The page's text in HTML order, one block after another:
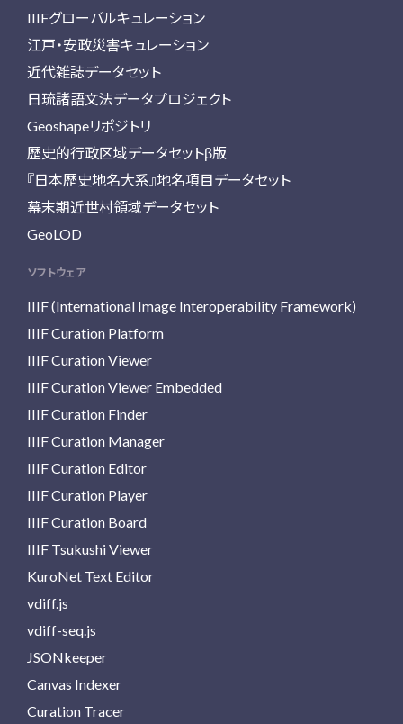
IIIFグローバルキュレーション
江戸・安政災害キュレーション
近代雑誌データセット
日琉諸語文法データプロジェクト
Geoshapeリポジトリ
歴史的行政区域データセットβ版
『日本歴史地名大系』地名項目データセット
幕末期近世村領域データセット
GeoLOD
ソフトウェア
IIIF (International Image Interoperability Framework)
IIIF Curation Platform
IIIF Curation Viewer
IIIF Curation Viewer Embedded
IIIF Curation Finder
IIIF Curation Manager
IIIF Curation Editor
IIIF Curation Player
IIIF Curation Board
IIIF Tsukushi Viewer
KuroNet Text Editor
vdiff.js
vdiff-seq.js
JSONkeeper
Canvas Indexer
Curation Tracer